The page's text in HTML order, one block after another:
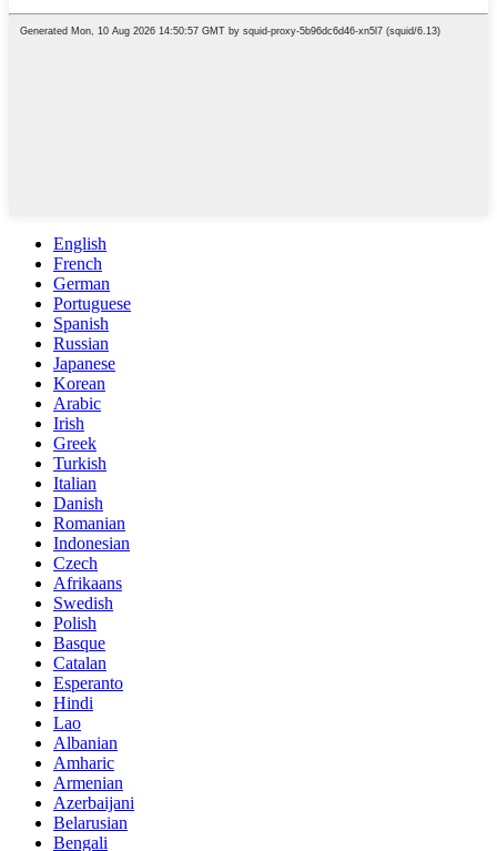
English
French
German
Portuguese
Spanish
Russian
Japanese
Korean
Arabic
Irish
Greek
Turkish
Italian
Danish
Romanian
Indonesian
Czech
Afrikaans
Swedish
Polish
Basque
Catalan
Esperanto
Hindi
Lao
Albanian
Amharic
Armenian
Azerbaijani
Belarusian
Bengali